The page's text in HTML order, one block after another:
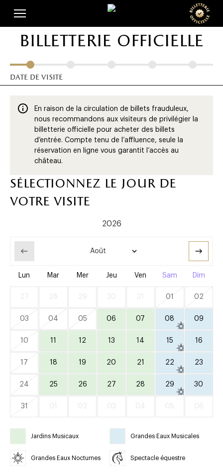
main
contentbilletterie officielle
date de visite
En raison de la circulation de billets frauduleux,
nous recommandons aux visiteurs de privilégier la
billetterie officielle pour acheter des billets
d’entrée. Compte tenu de l’affluence, seule la
réservation en ligne vous garantit l’accès au
château.
sélectionnez le jour de
votre visite
Lun Mar Mer Jeu Ven Sam Dim
27 28 29 30 31 01 02
03 04 05 06 07 08 09
10 11 12 13 14 15 16
17 18 19 20 21 22 23
24 25 26 27 28 29 30
31 01 02 03 04 05 06
Jardins Musicaux Grandes Eaux Musicales
Grandes Eaux Nocturnes Spectacle équestre